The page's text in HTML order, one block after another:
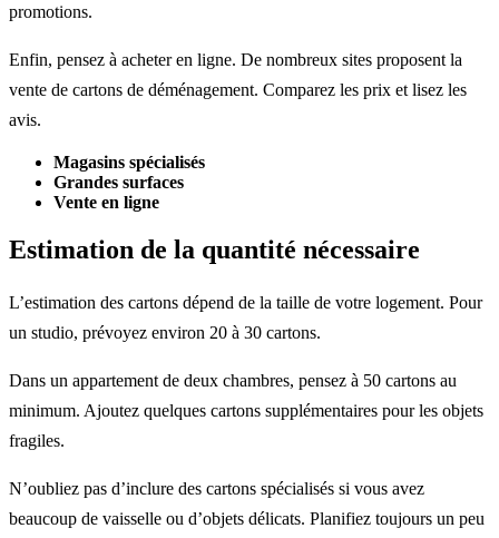
promotions.
Enfin, pensez à acheter en ligne. De nombreux sites proposent la
vente de cartons de déménagement. Comparez les prix et lisez les
avis.
Magasins spécialisés
Grandes surfaces
Vente en ligne
Estimation de la quantité nécessaire
L’estimation des cartons dépend de la taille de votre logement. Pour
un studio, prévoyez environ 20 à 30 cartons.
Dans un appartement de deux chambres, pensez à 50 cartons au
minimum. Ajoutez quelques cartons supplémentaires pour les objets
fragiles.
N’oubliez pas d’inclure des cartons spécialisés si vous avez
beaucoup de vaisselle ou d’objets délicats. Planifiez toujours un peu